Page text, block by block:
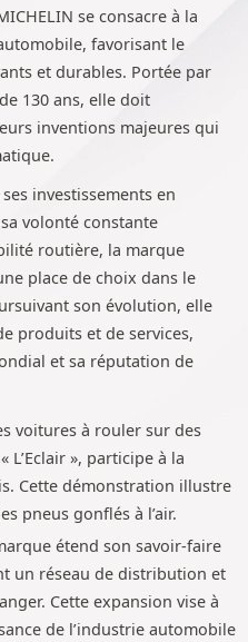
se consacre à la
favorisant le
et durables. Portée par
130 ans, elle doit
inventions majeures qui
investissements en
volonté constante
routière, la marque
place de choix dans le
son évolution, elle
produits et de services,
et sa réputation de
voitures à rouler sur des
L’Eclair », participe à la
Cette démonstration illustre
pneus gonflés à l’air.
étend son savoir-faire
un réseau de distribution et
Cette expansion vise à
de l’industrie automobile